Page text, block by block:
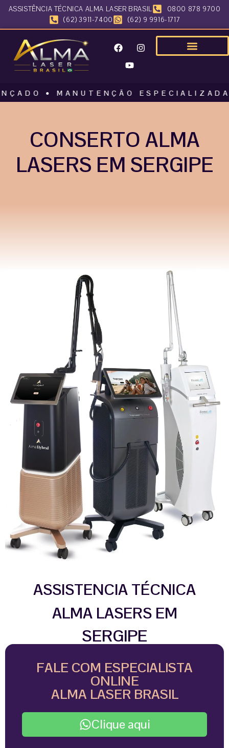
ASSISTÊNCIA TÉCNICA ALMA LASER BRASIL
0800 878 9700
(62) 3911-7400
(62) 9 9916-1717
• MANUTENÇÃO ESPECIALIZADA
CONSERTO ALMA
LASERS EM SERGIPE
ASSISTENCIA TÉCNICA
ALMA LASERS EM
SERGIPE
FALE COM ESPECIALISTA
ONLINE
ALMA LASER BRASIL
Clique aqui